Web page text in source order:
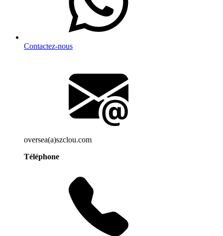
Contactez-nous
oversea(a)szclou.com
Téléphone